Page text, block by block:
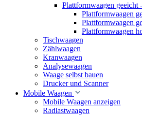
Plattformwaagen geeicht
Plattformwaagen
Plattformwaagen
Plattformwaagen
Tischwaagen
Zählwaagen
Kranwaagen
Analysewaagen
Waage selbst bauen
Drucker und Scanner
Mobile Waagen
Mobile Waagen anzeigen
Radlastwaagen